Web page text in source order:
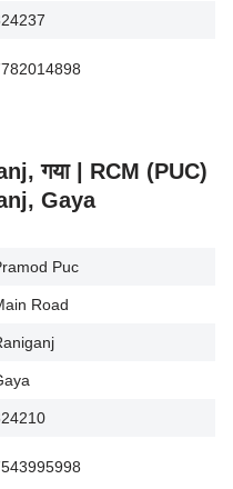
गया | RCM (PUC)
Gaya
Puc
Road